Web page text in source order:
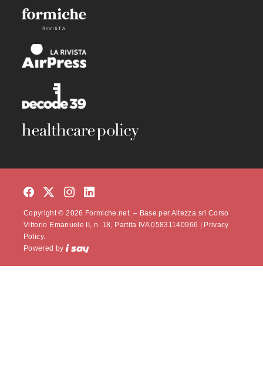
Copyright © 2026 Formiche.net. – Base per Altezza srl Corso
Vittorio Emanuele II, n. 18, Partita IVA 05831140966 | Privacy
Policy.
Powered by